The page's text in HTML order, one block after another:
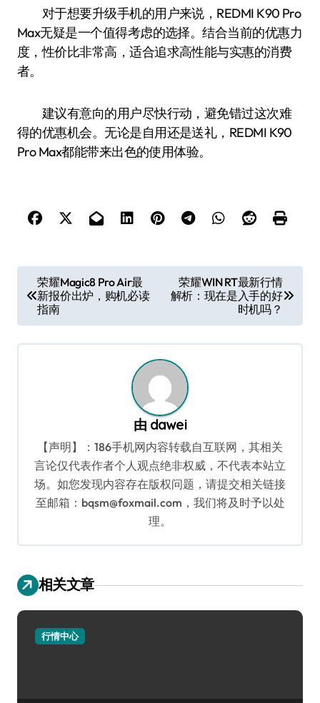
对于想要升级手机的用户来说，REDMI K90 Pro
Max无疑是一个值得考虑的选择。结合当前的优惠力
度，性价比非常高，适合追求高性能与实惠的消费
者。
建议有意向的用户尽快行动，避免错过这次难
得的优惠机会。无论是自用还是送礼，REDMI K90
Pro Max都能带来出色的使用体验。
章
导
航
荣耀Magic8 Pro Air最
新报价出炉，购机必读
指南
荣耀WIN RT最新行情
解析：现在是入手的好
时机吗？
由 dawei
【声明】：186手机网内容转载自互联网，其相关
言论仅代表作者个人观点绝非权威，不代表本站立
场。如您发现内容存在版权问题，请提交相关链接
至邮箱：bqsm@foxmail.com，我们将及时予以处
理。
相关文章
行情中心